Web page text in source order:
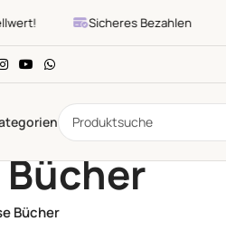
Sicheres Bezahlen
Bücher